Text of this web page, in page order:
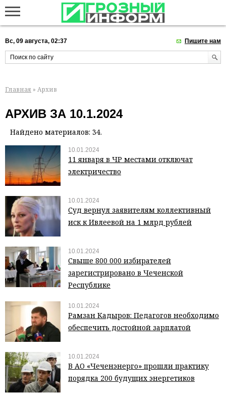
Вс, 09 августа, 02:37 Пишите нам
Главная » Архив
АРХИВ ЗА 10.1.2024
Найдено материалов: 34.
10.01.2024
11 января в ЧР местами отключат
электричество
10.01.2024
Суд вернул заявителям коллективный
иск к Ивлеевой на 1 млрд рублей
10.01.2024
Свыше 800 000 избирателей
зарегистрировано в Чеченской
Республике
10.01.2024
Рамзан Кадыров: Педагогов необходимо
обеспечить достойной зарплатой
10.01.2024
В АО «Чеченэнерго» прошли практику
порядка 200 будущих энергетиков